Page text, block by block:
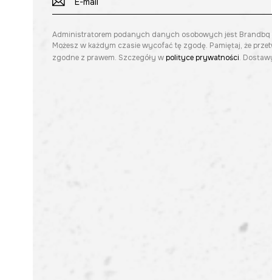
Administratorem podanych danych osobowych jest Brandbq
Możesz w każdym czasie wycofać tę zgodę. Pamiętaj, że
zgodne z prawem. Szczegóły w polityce prywatności.